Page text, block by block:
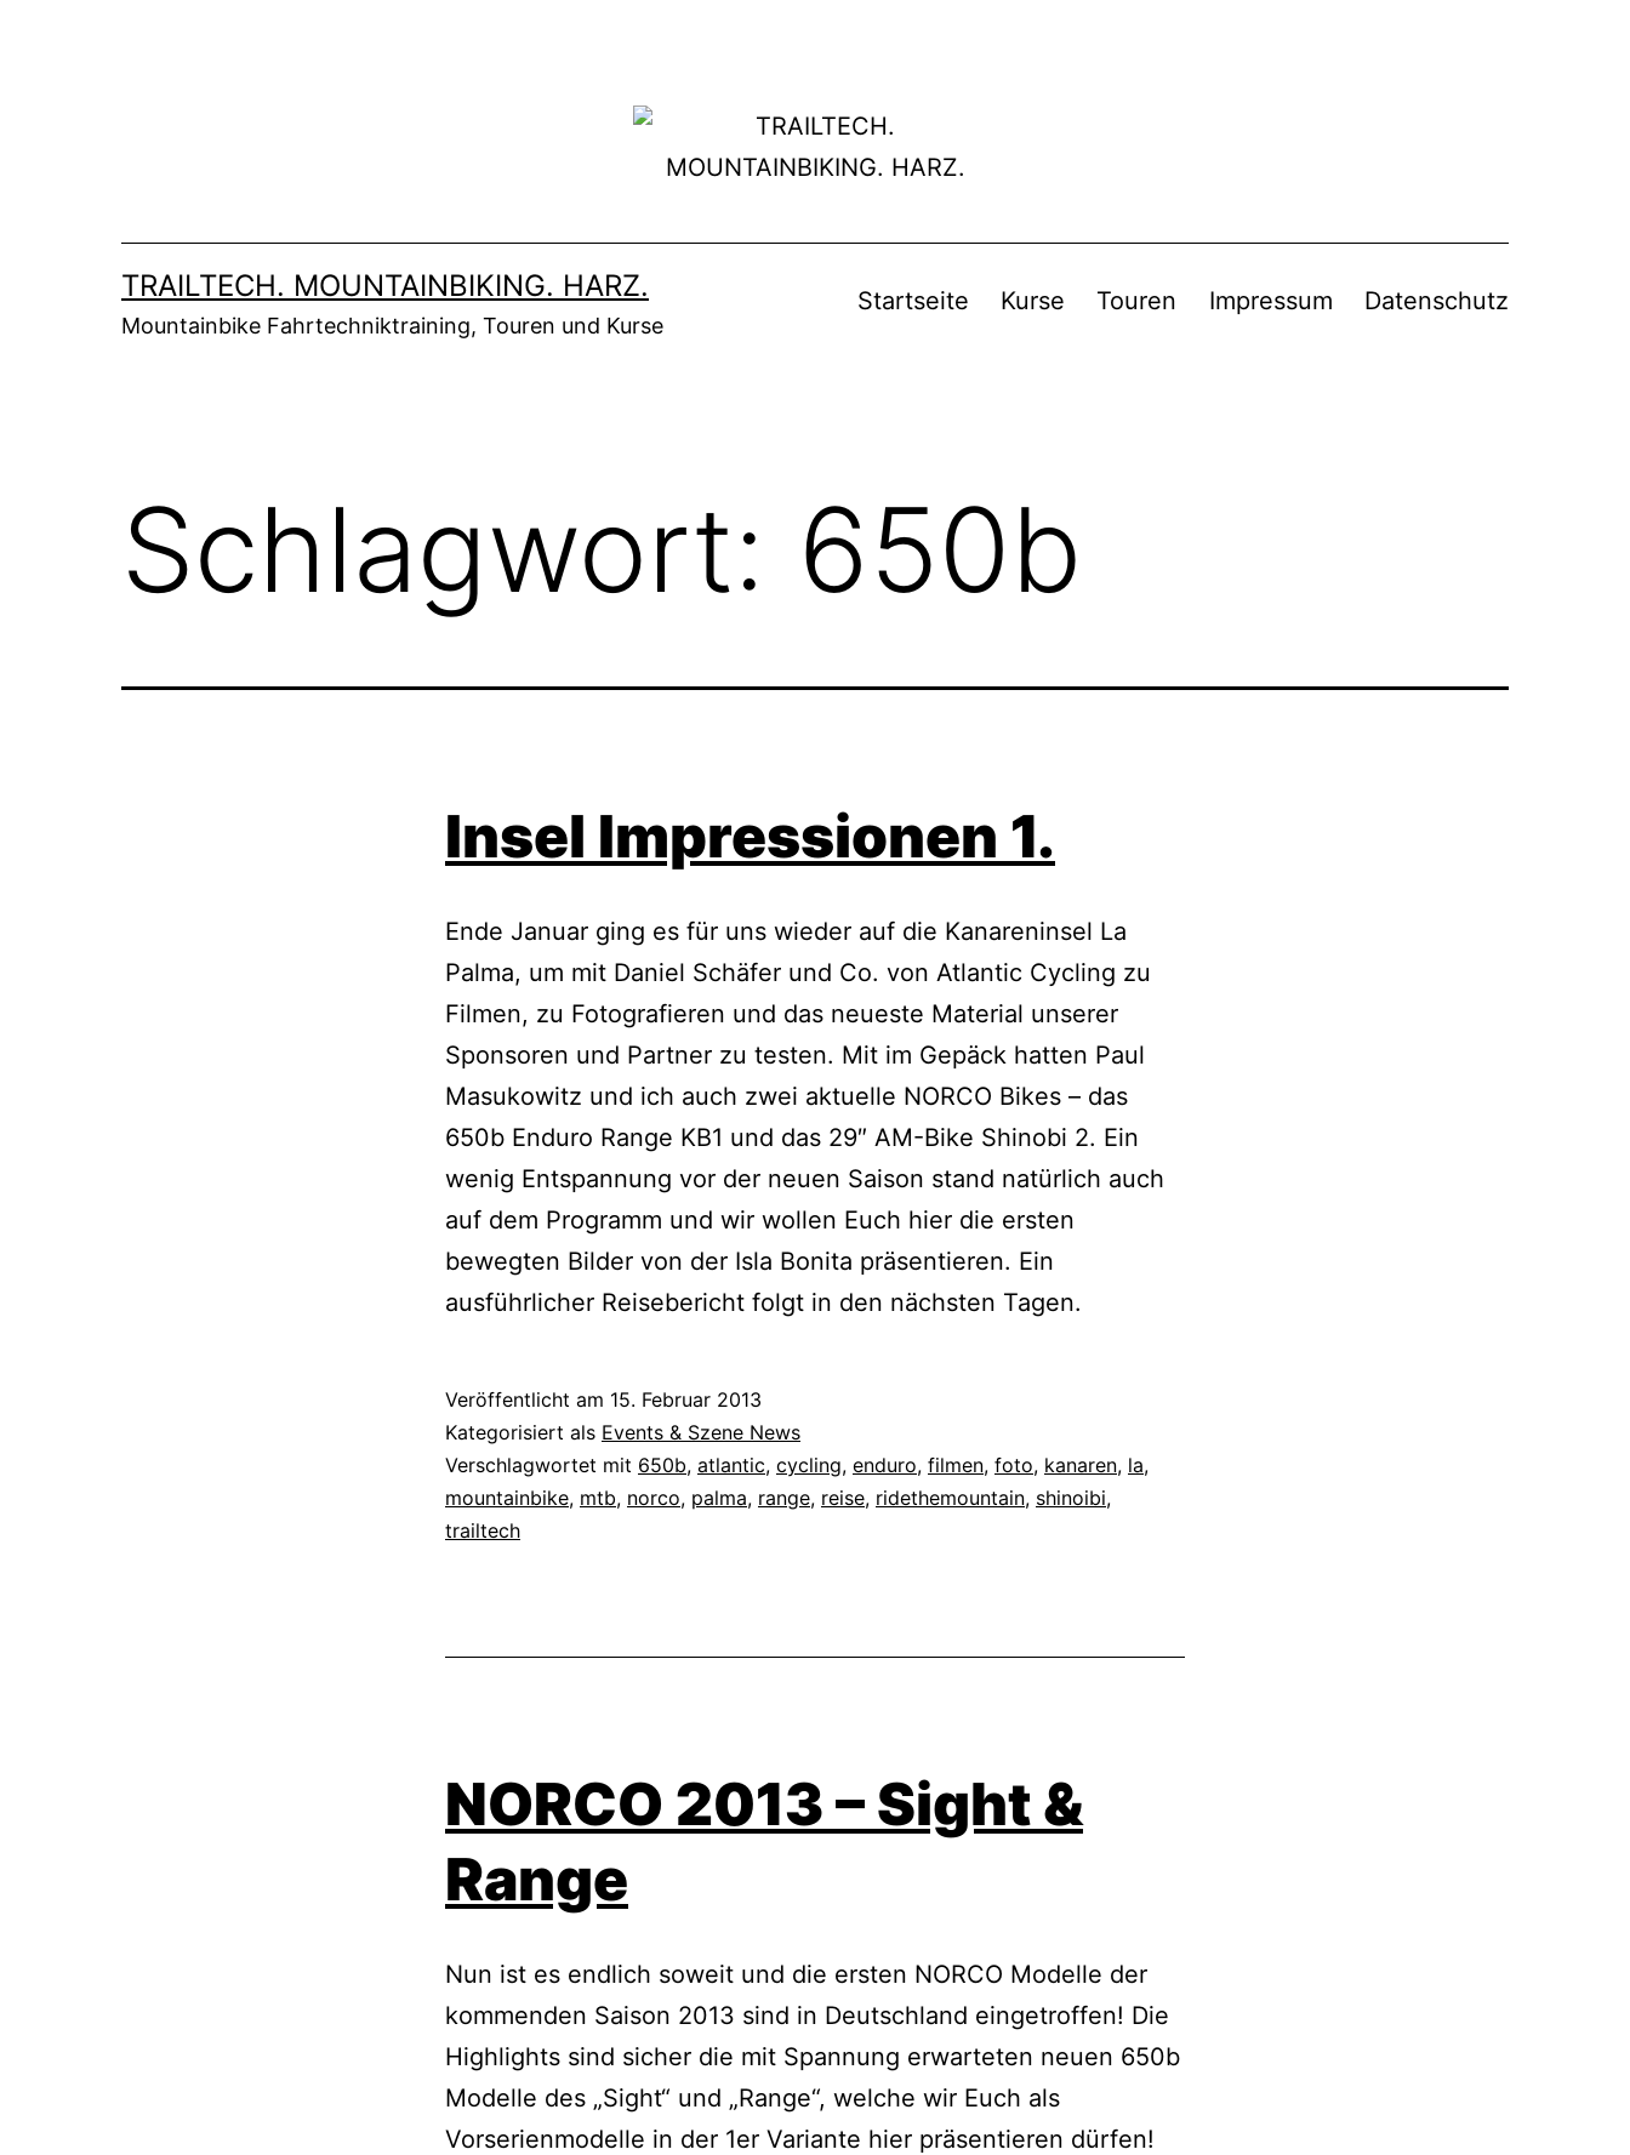
TRAILTECH. MOUNTAINBIKING. HARZ.
Mountainbike Fahrtechniktraining, Touren und Kurse
Startseite Kurse Touren Impressum Datenschutz
Schlagwort: 650b
Insel Impressionen 1.
Ende Januar ging es für uns wieder auf die Kanareninsel La
Palma, um mit Daniel Schäfer und Co. von Atlantic Cycling zu
Filmen, zu Fotografieren und das neueste Material unserer
Sponsoren und Partner zu testen. Mit im Gepäck hatten Paul
Masukowitz und ich auch zwei aktuelle NORCO Bikes – das
650b Enduro Range KB1 und das 29″ AM-Bike Shinobi 2. Ein
wenig Entspannung vor der neuen Saison stand natürlich auch
auf dem Programm und wir wollen Euch hier die ersten
bewegten Bilder von der Isla Bonita präsentieren. Ein
ausführlicher Reisebericht folgt in den nächsten Tagen.
Veröffentlicht am 15. Februar 2013
Kategorisiert als Events & Szene News
Verschlagwortet mit 650b, atlantic, cycling, enduro, filmen, foto, kanaren, la,
mountainbike, mtb, norco, palma, range, reise, ridethemountain, shinoibi,
trailtech
NORCO 2013 – Sight &
Range
Nun ist es endlich soweit und die ersten NORCO Modelle der
kommenden Saison 2013 sind in Deutschland eingetroffen! Die
Highlights sind sicher die mit Spannung erwarteten neuen 650b
Modelle des „Sight“ und „Range“, welche wir Euch als
Vorserienmodelle in der 1er Variante hier präsentieren dürfen!